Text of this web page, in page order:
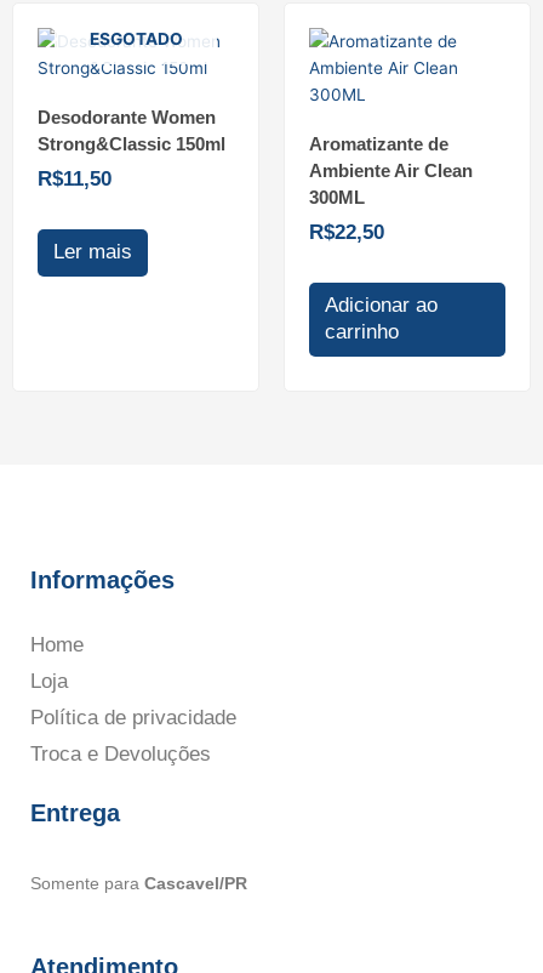
ESGOTADO
Desodorante Women
Strong&Classic 150ml
R$11,50
Ler mais
Aromatizante de
Ambiente Air Clean
300ML
R$22,50
Adicionar ao
carrinho
Informações
Home
Loja
Política de privacidade
Troca e Devoluções
Entrega
Somente para Cascavel/PR
Atendimento